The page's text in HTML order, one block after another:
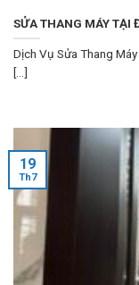
SỬA THANG MÁY TẠI
Dịch Vụ Sửa Thang
[...]
19
Th7